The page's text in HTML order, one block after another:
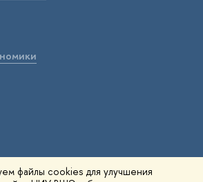
файлы cookies для улучшения